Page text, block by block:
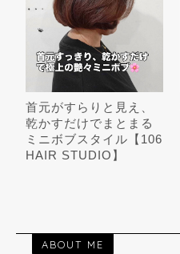
首元がすらりと見え、
乾かすだけでまとまる
ミニボブスタイル【106
HAIR STUDIO】
ABOUT ME